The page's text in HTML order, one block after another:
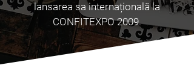
lansarea sa internațională la
CONFITEXPO 2009.